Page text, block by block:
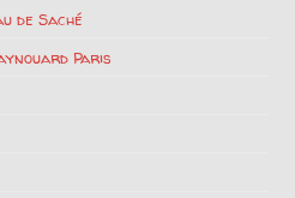
de Saché
Paris